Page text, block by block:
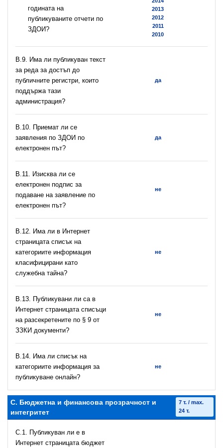
годината на
публикуваните отчети по
ЗДОИ?
2013
2012
2011
2010
В.9. Има ли публикуван текст
за реда за достъп до
публичните регистри, които
поддържа тази
администрация?
да
В.10. Приемат ли се
заявления по ЗДОИ по
електронен път?
да
В.11. Изисква ли се
електронен подпис за
подаване на заявление по
електронен път?
не
В.12. Има ли в Интернет
страницата списък на
категориите информация
класифицирани като
служебна тайна?
не
В.13. Публикувани ли са в
Интернет страницата списъци
на разсекретените по § 9 от
ЗЗКИ документи?
не
В.14. Има ли списък на
категориите информация за
публикуване онлайн?
не
C. Бюджетна и финансова прозрачност и
интегритет
7 т. / max.
24 т.
C.1. Публикуван ли е в
Интернет страницата бюджет